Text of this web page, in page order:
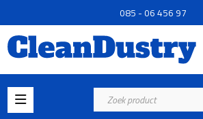
085 - 06 456 97
Producten
zoeken